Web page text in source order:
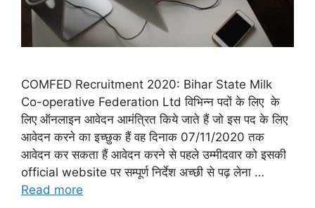
COMFED Recruitment 2020: Bihar State Milk
Co-operative Federation Ltd विभिन्न पदों के लिए के
लिए ऑनलाइन आवेदन आमंत्रित किये जाते हैं जो इस पद के लिए
आवेदन करने का इच्छुक हैं वह दिनाक 07/11/2020 तक
आवेदन कर सकता हैं आवेदन करने से पहले उम्मीदवार को इसकी
official website पर सम्पूर्ण निर्देश अच्छी से पढ़ लेना …
Read more